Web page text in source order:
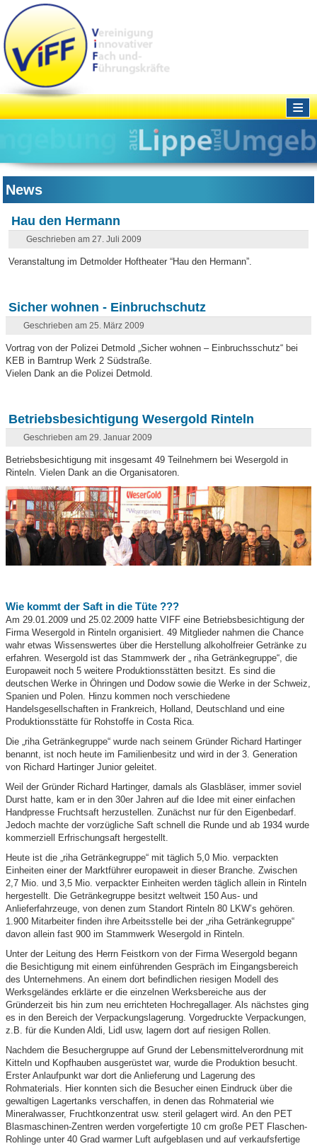
≡
News
Hau den Hermann
Geschrieben am 27. Juli 2009
Veranstaltung im Detmolder Hoftheater “Hau den Hermann”.
Sicher wohnen - Einbruchschutz
Geschrieben am 25. März 2009
Vortrag von der Polizei Detmold „Sicher wohnen – Einbruchsschutz“ bei
KEB in Barntrup Werk 2 Südstraße.
Vielen Dank an die Polizei Detmold.
Betriebsbesichtigung Wesergold Rinteln
Geschrieben am 29. Januar 2009
Betriebsbesichtigung mit insgesamt 49 Teilnehmern bei Wesergold in
Rinteln. Vielen Dank an die Organisatoren.
Wie kommt der Saft in die Tüte ???
Am 29.01.2009 und 25.02.2009 hatte VIFF eine Betriebsbesichtigung der
Firma Wesergold in Rinteln organisiert. 49 Mitglieder nahmen die Chance
wahr etwas Wissenswertes über die Herstellung alkoholfreier Getränke zu
erfahren. Wesergold ist das Stammwerk der „ riha Getränkegruppe“, die
Europaweit noch 5 weitere Produktionsstätten besitzt. Es sind die
deutschen Werke in Öhringen und Dodow sowie die Werke in der Schweiz,
Spanien und Polen. Hinzu kommen noch verschiedene
Handelsgesellschaften in Frankreich, Holland, Deutschland und eine
Produktionsstätte für Rohstoffe in Costa Rica.
Die „riha Getränkegruppe“ wurde nach seinem Gründer Richard Hartinger
benannt, ist noch heute im Familienbesitz und wird in der 3. Generation
von Richard Hartinger Junior geleitet.
Weil der Gründer Richard Hartinger, damals als Glasbläser, immer soviel
Durst hatte, kam er in den 30er Jahren auf die Idee mit einer einfachen
Handpresse Fruchtsaft herzustellen. Zunächst nur für den Eigenbedarf.
Jedoch machte der vorzügliche Saft schnell die Runde und ab 1934 wurde
kommerziell Erfrischungsaft hergestellt.
Heute ist die „riha Getränkegruppe“ mit täglich 5,0 Mio. verpackten
Einheiten einer der Marktführer europaweit in dieser Branche. Zwischen
2,7 Mio. und 3,5 Mio. verpackter Einheiten werden täglich allein in Rinteln
hergestellt. Die Getränkegruppe besitzt weltweit 150 Aus- und
Anlieferfahrzeuge, von denen zum Standort Rinteln 80 LKW’s gehören.
1.900 Mitarbeiter finden ihre Arbeitsstelle bei der „riha Getränkegruppe“
davon allein fast 900 im Stammwerk Wesergold in Rinteln.
Unter der Leitung des Herrn Feistkorn von der Firma Wesergold begann
die Besichtigung mit einem einführenden Gespräch im Eingangsbereich
des Unternehmens. An einem dort befindlichen riesigen Modell des
Werksgeländes erklärte er die einzelnen Werksbereiche aus der
Gründerzeit bis hin zum neu errichteten Hochregallager. Als nächstes ging
es in den Bereich der Verpackungslagerung. Vorgedruckte Verpackungen,
z.B. für die Kunden Aldi, Lidl usw, lagern dort auf riesigen Rollen.
Nachdem die Besuchergruppe auf Grund der Lebensmittelverordnung mit
Kitteln und Kopfhauben ausgerüstet war, wurde die Produktion besucht.
Erster Anlaufpunkt war dort die Anlieferung und Lagerung des
Rohmaterials. Hier konnten sich die Besucher einen Eindruck über die
gewaltigen Lagertanks verschaffen, in denen das Rohmaterial wie
Mineralwasser, Fruchtkonzentrat usw. steril gelagert wird. An den PET
Blasmaschinen-Zentren werden vorgefertigte 10 cm große PET Flaschen-
Rohlinge unter 40 Grad warmer Luft aufgeblasen und auf verkaufsfertige